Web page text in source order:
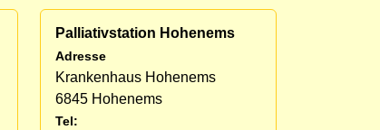
Palliativstation Hohenems
Adresse
Krankenhaus Hohenems
6845 Hohenems
Tel: